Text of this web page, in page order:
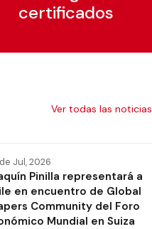
certificados
Ver todas las noticias
Jul, 2026
Pinilla representará a
en encuentro de Global
Community del Foro
Mundial en Suiza